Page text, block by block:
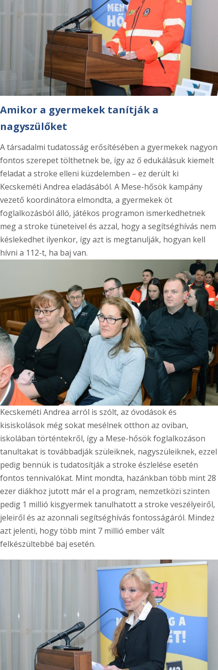
Amikor a gyermekek tanítják a
nagyszülőket
A társadalmi tudatosság erősítésében a gyermekek nagyon
fontos szerepet tölthetnek be, így az ő edukálásuk kiemelt
feladat a stroke elleni küzdelemben – ez derült ki
Kecskeméti Andrea eladásából. A Mese-hősök kampány
vezető koordinátora elmondta, a gyermekek öt
foglalkozásból álló, játékos programon ismerkedhetnek
meg a stroke tüneteivel és azzal, hogy a segítséghívás nem
késlekedhet ilyenkor, így azt is megtanulják, hogyan kell
hívni a 112-t, ha baj van.
Kecskeméti Andrea arról is szólt, az óvodások és
kisiskolások még sokat mesélnek otthon az oviban,
iskolában történtekről, így a Mese-hősök foglalkozáson
tanultakat is továbbadják szüleiknek, nagyszüleiknek, ezzel
pedig bennük is tudatosítják a stroke észlelése esetén
fontos tennivalókat. Mint mondta, hazánkban több mint 28
ezer diákhoz jutott már el a program, nemzetközi szinten
pedig 1 millió kisgyermek tanulhatott a stroke veszélyeiről,
jeleiről és az azonnali segítséghívás fontosságáról. Mindez
azt jelenti, hogy több mint 7 millió ember vált
felkészültebbé baj esetén.